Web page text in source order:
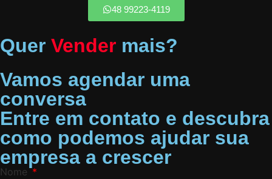
48 99223-4119
Quer Vender mais?
Vamos agendar uma
conversa
Entre em contato e descubra
como podemos ajudar sua
empresa a crescer
Nome